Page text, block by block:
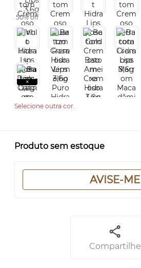
50% off
Selecione outra cor.
Produto sem estoque
AVISE-ME
Compartilhe